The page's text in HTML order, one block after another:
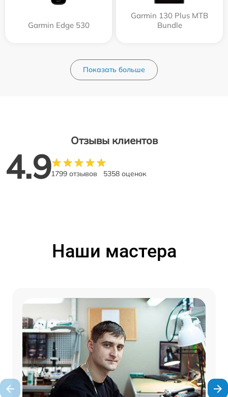
Garmin Edge 530
Garmin 130 Plus MTB
Bundle
Показать больше
Отзывы клиентов
4.91799 отзывов 5358 оценок
Наши мастера